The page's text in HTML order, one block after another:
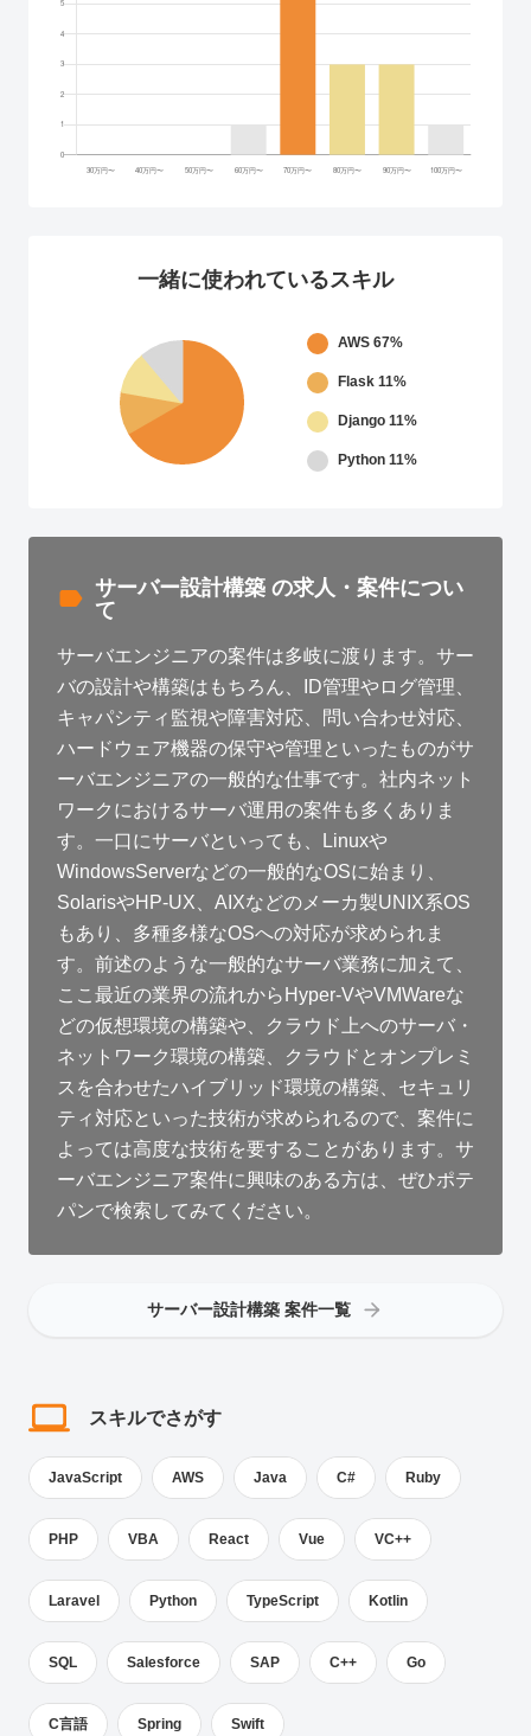
一緒に使われているスキル
AWS 67%
Flask 11%
Django 11%
Python 11%
サーバー設計構築 の求人・案件につい
て
サーバエンジニアの案件は多岐に渡ります。サー
バの設計や構築はもちろん、ID管理やログ管理、
キャパシティ監視や障害対応、問い合わせ対応、
ハードウェア機器の保守や管理といったものがサ
ーバエンジニアの一般的な仕事です。社内ネット
ワークにおけるサーバ運用の案件も多くありま
す。一口にサーバといっても、Linuxや
WindowsServerなどの一般的なOSに始まり、
SolarisやHP-UX、AIXなどのメーカ製UNIX系OS
もあり、多種多様なOSへの対応が求められま
す。前述のような一般的なサーバ業務に加えて、
ここ最近の業界の流れからHyper-VやVMWareな
どの仮想環境の構築や、クラウド上へのサーバ・
ネットワーク環境の構築、クラウドとオンプレミ
スを合わせたハイブリッド環境の構築、セキュリ
ティ対応といった技術が求められるので、案件に
よっては高度な技術を要することがあります。サ
ーバエンジニア案件に興味のある方は、ぜひポテ
パンで検索してみてください。
サーバー設計構築 案件一覧
スキルでさがす
JavaScript AWS Java C# Ruby
PHP VBA React Vue VC++
Laravel Python TypeScript Kotlin
SQL Salesforce SAP C++ Go
C言語 Spring Swift